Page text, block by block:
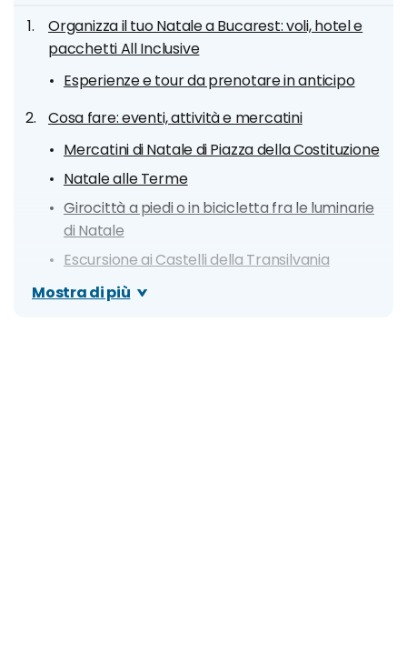
Organizza il tuo Natale a Bucarest: voli, hotel e
pacchetti All Inclusive
Esperienze e tour da prenotare in anticipo
Cosa fare: eventi, attività e mercatini
Mercatini di Natale di Piazza della Costituzione
Natale alle Terme
Girocittà a piedi o in bicicletta fra le luminarie
di Natale
Escursione ai Castelli della Transilvania
Concerto di Natale
Mostra di più